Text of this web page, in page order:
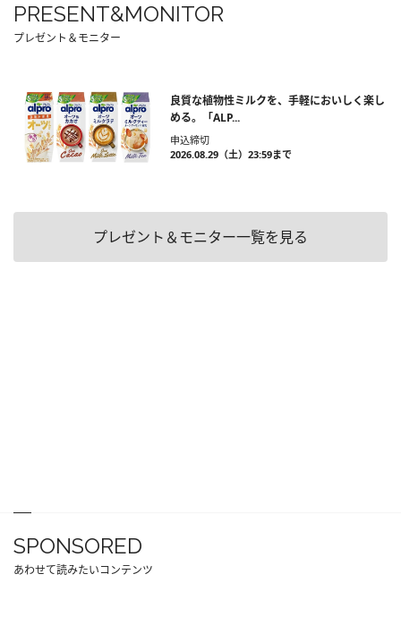
PRESENT&MONITOR
プレゼント＆モニター
良質な植物性ミルクを、手軽においしく楽し
める。「ALP...
申込締切
2026.08.29（土）23:59まで
プレゼント＆モニター一覧を見る
SPONSORED
あわせて読みたいコンテンツ